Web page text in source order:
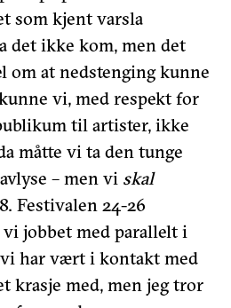
som kjent varsla
det ikke kom, men det
om at nedstenging kunne
vi, med respekt for
til artister, ikke
måtte vi ta den tunge
– men vi skal
Festivalen 24-26
jobbet med parallelt i
har vært i kontakt med
krasje med, men jeg tror